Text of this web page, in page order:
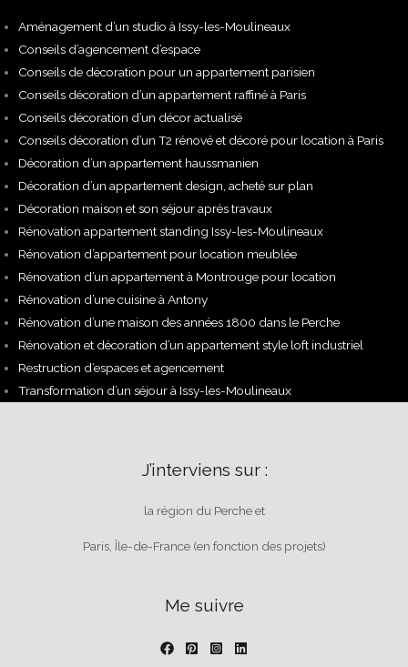
Aménagement d’un studio à Issy-les-Moulineaux
Conseils d’agencement d’espace
Conseils de décoration pour un appartement parisien
Conseils décoration d’un appartement raffiné à Paris
Conseils décoration d’un décor actualisé
Conseils décoration d’un T2 rénové et décoré pour location à Paris
Décoration d’un appartement haussmanien
Décoration d’un appartement design, acheté sur plan
Décoration maison et son séjour après travaux
Rénovation appartement standing Issy-les-Moulineaux
Rénovation d’appartement pour location meublée
Rénovation d’un appartement à Montrouge pour location
Rénovation d’une cuisine à Antony
Rénovation d’une maison des années 1800 dans le Perche
Rénovation et décoration d’un appartement style loft industriel
Restruction d’espaces et agencement
Transformation d’un séjour à Issy-les-Moulineaux
J’interviens sur :
la région du Perche et
Paris, Île-de-France (en fonction des projets)
Me suivre